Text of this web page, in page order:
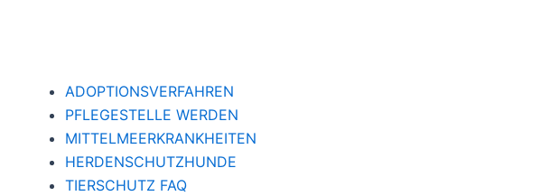
ADOPTIONSVERFAHREN
PFLEGESTELLE WERDEN
MITTELMEERKRANKHEITEN
HERDENSCHUTZHUNDE
TIERSCHUTZ FAQ